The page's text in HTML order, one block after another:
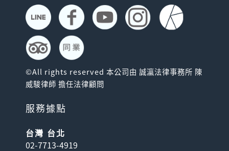
©All rights reserved 本公司由 誠瀛法律事務所 陳
威駿律師 擔任法律顧問
服務據點
台灣 台北
02-7713-4919